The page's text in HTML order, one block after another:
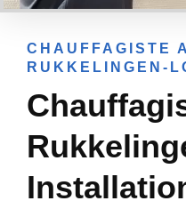
CHAUFFAGISTE
RUKKELINGEN-